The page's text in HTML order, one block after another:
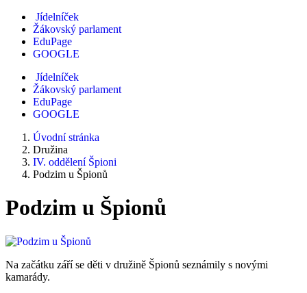
Jídelníček
Žákovský parlament
EduPage
GOOGLE
Jídelníček
Žákovský parlament
EduPage
GOOGLE
Úvodní stránka
Družina
IV. oddělení Špioni
Podzim u Špionů
Podzim u Špionů
Na začátku září se děti v družině Špionů seznámily s novými
kamarády.